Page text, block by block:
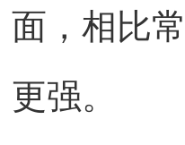
面，相比
更强。